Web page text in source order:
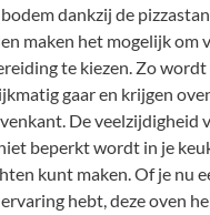
dankzij de
maken het mogelijk om
te kiezen. Zo wordt
gaar en krijgen
De veelzijdigheid
beperkt wordt in je
kunt maken. Of je nu
hebt, deze oven